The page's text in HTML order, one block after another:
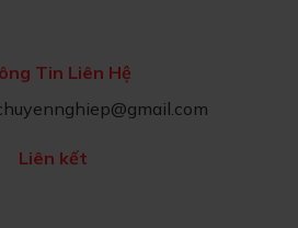
Tin Liên Hệ
Liên kết